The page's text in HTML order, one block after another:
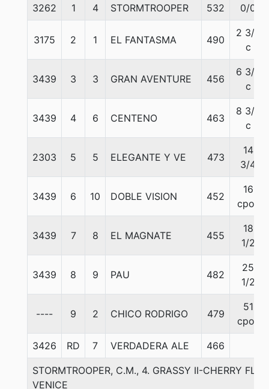
3262 1 4 STORMTROOPER 532 0/0
3175 2 1 EL FANTASMA 490
2 3/4
c
3439 3 3 GRAN AVENTURE 456
6 3/4
c
3439 4 6 CENTENO 463
8 3/4
c
2303 5 5 ELEGANTE Y VE 473
14
3/4
3439 6 10 DOBLE VISION 452
16
cpos
3439 7 8 EL MAGNATE 455
18
1/2
3439 8 9 PAU 482
25
1/2
---- 9 2 CHICO RODRIGO 479
51
cpos
3426 RD 7 VERDADERA ALE 466
STORMTROOPER, C.M., 4. GRASSY II-CHERRY
VENICE